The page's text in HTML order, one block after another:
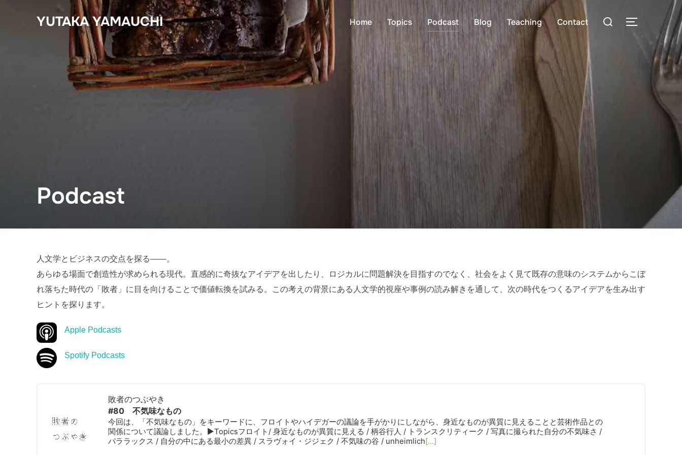
YUTAKA YAMAUCHI Home Topics Podcast Blog Teaching Contact サイドバー
Podcast
人文学とビジネスの交点を探る——。
あらゆる場面で創造性が求められる現代。直感的に奇抜なアイデアを出したり、ロジカルに問題解決を目指すのでなく、社会をよく見て既存の意味のシステムからこぼ
れ落ちた時代の「敗者」に目を向けることで価値転換を試みる。この考えの背景にある人文学的視座や事例の読み解きを通して、次の時代をつくるアイデアを生み出す
ヒントを探ります。
Apple Podcasts
Spotify Podcasts
Audio
敗者のつぶやき
#80 不気味なもの
今回は、「不気味なもの」をキーワードに、フロイトやハイデガーの議論を手がかりにしながら、身近なものが異質に見えることと芸術作品との
関係について議論しました。▶Topicsフロイト/ 身近なものが異質に見える / 柄谷行人 / トランスクリティーク / 写真に撮られた自分の不気味さ /
パララックス / 自分の中にある最小の差異 / スラヴォイ・ジジェク / 不気味の谷 / unheimlich[...]